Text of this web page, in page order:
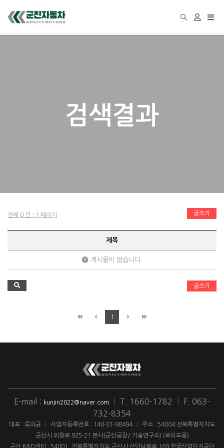
검색결과
전체 0 건 - 1 페이지 글쓰기
제목
게시물이 없습니다.
글쓰기
1
E-mail : kunjin2022@naver.com T. 1660-1782
F. 063-
732-8354
대표 : 류의균 사업자등록번호 : 140-81-98494
주소 : 54004 전북특별자치도
군산시 외항로 925-21 본사(군산공장/ 기술연구소) (오식도동)
군산 R&D센터 : 54001. 전북특별자치도 군산시 산단남북로 169 한국산업단지공단